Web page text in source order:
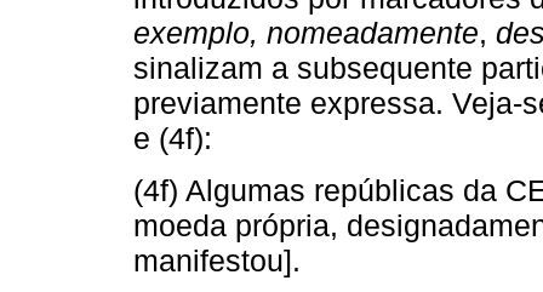
exemplo, nomeadamente,
sinalizam a subsequente
previamente expressa. Veja-
e (4f):
(4f) Algumas repúblicas da
moeda própria,
manifestou].